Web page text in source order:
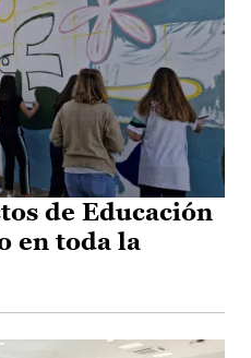
de Educación
en toda la